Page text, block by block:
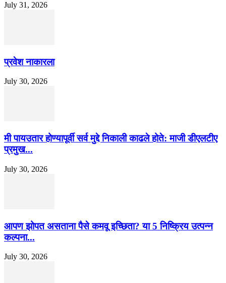
July 31, 2026
प्रवेश नाकारला
July 30, 2026
मी पायउतार होण्यापूर्वी सर्व मुद्दे निकाली काढले होते: माजी डीएलटीए
प्रमुख...
July 30, 2026
आपण झोपत असताना पैसे कमवू इच्छिता? या 5 निष्क्रिय उत्पन्न
कल्पना...
July 30, 2026